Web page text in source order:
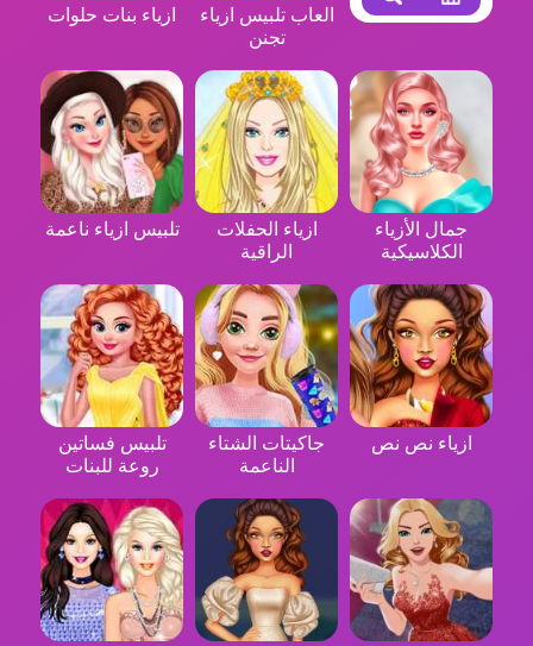
العاب تلبيس ازياء
تجنن
ازياء بنات حلوات
جمال الأزياء
الكلاسيكية
ازياء الحفلات
الراقية
تلبيس ازياء ناعمة
ازياء نص نص
جاكيتات الشتاء
الناعمة
تلبيس فساتين
روعة للبنات